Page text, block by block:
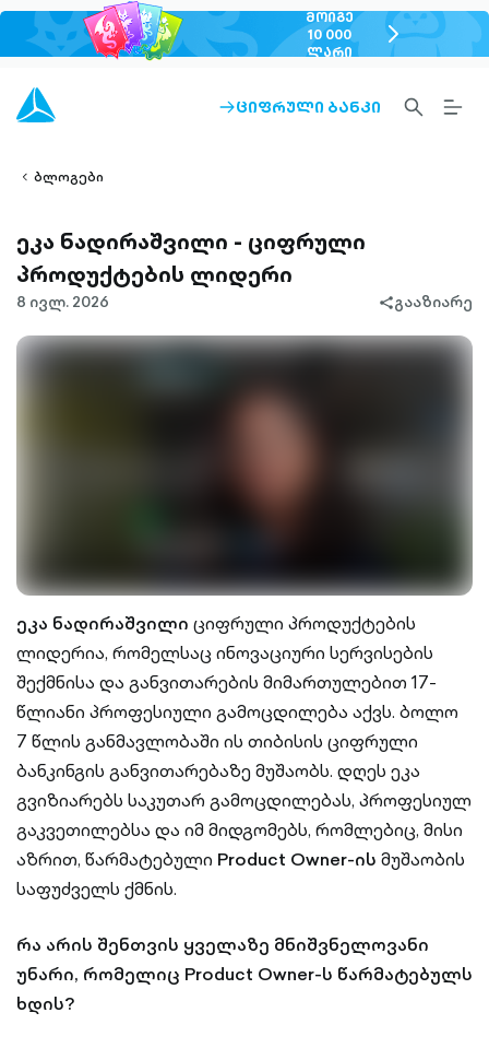
ᲛᲝᲘᲒᲔ
10 000
ᲚᲐᲠᲘ
chevron-
right-
ARROW-
ᲪᲘᲤᲠᲣᲚᲘ ᲑᲐᲜᲙᲘ
SEARCH-
OUTLINED
ბლოგები
ეკა ნადირაშვილი - ციფრული
პროდუქტების ლიდერი
8 ივლ. 2026
share-
გააზიარე
ეკა ნადირაშვილი ციფრული პროდუქტების
ლიდერია, რომელსაც ინოვაციური სერვისების
შექმნისა და განვითარების მიმართულებით 17-
წლიანი პროფესიული გამოცდილება აქვს. ბოლო
7 წლის განმავლობაში ის თიბისის ციფრული
ბანკინგის განვითარებაზე მუშაობს. დღეს ეკა
გვიზიარებს საკუთარ გამოცდილებას, პროფესიულ
გაკვეთილებსა და იმ მიდგომებს, რომლებიც, მისი
აზრით, წარმატებული Product Owner-ის მუშაობის
საფუძველს ქმნის.
რა არის შენთვის ყველაზე მნიშვნელოვანი
უნარი, რომელიც Product Owner-ს წარმატებულს
ხდის?